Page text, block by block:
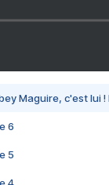
Maguire, c'est lui
6
5